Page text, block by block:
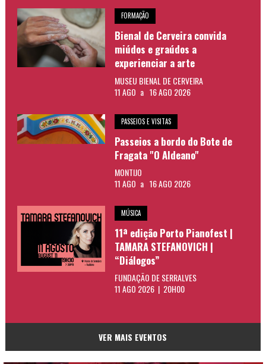
FORMAÇÃO
Bienal de Cerveira convida
miúdos e graúdos a
experienciar a arte
MUSEU BIENAL DE CERVEIRA
11 AGO a 16 AGO 2026
PASSEIOS E VISITAS
Passeios a bordo do Bote de
Fragata "O Aldeano"
MONTIJO
11 AGO a 16 AGO 2026
MÚSICA
11ª edição Porto Pianofest |
TAMARA STEFANOVICH |
“Diálogos”
FUNDAÇÃO DE SERRALVES
11 AGO 2026 | 20H00
VER MAIS EVENTOS